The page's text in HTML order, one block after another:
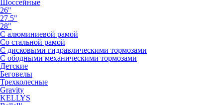
Шоссейные
26"
27.5"
28"
С алюминиевой рамой
Со стальной рамой
С дисковыми гидравлическими тормозами
С ободными механическими тормозами
Детские
Беговелы
Трехколесные
Gravity
KELLYS